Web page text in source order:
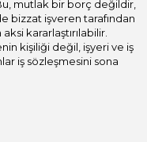
mutlak bir borç değildir,
bizzat işveren tarafından
kararlaştırılabilir.
kişiliği değil, işyeri ve iş
iş sözleşmesini sona